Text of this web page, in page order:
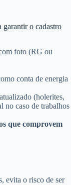
garantir o cadastro
foto (RG ou
conta de energia
atualizado (holerites,
no caso de trabalhos
que comprovem
evita o risco de ser